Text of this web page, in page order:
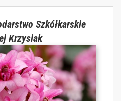
Szkółkarskie
Krzysiak